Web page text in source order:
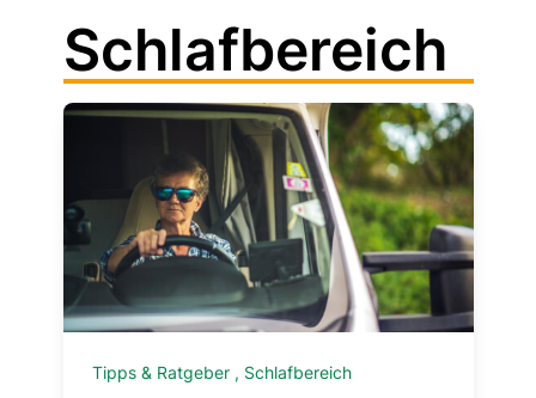
Schlafbereich
Tipps & Ratgeber , Schlafbereich